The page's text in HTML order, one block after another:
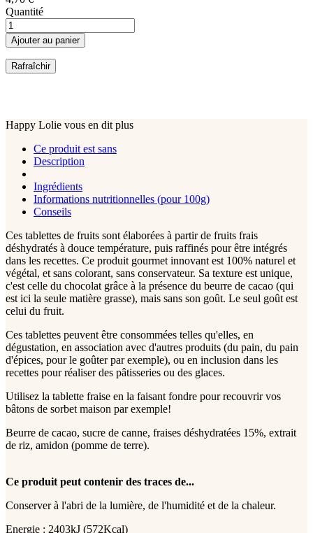
Quantité
Ajouter au panier
Happy Lolie vous en dit plus
Ce produit est sans
Description
Ingrédients
Informations nutritionnelles (pour 100g)
Conseils
Ces tablettes de fruits sont élaborées à partir de fruits frais
déshydratés à douce température, puis raffinés pour être intégrés
dans les recettes. Ce produit gourmet innovant est 100% naturel et
végétal, et sans colorant, sans conservateur. Sa texture est unique,
c'est celle du chocolat grâce à la présence du beurre de cacao (qui
est ici la seule matière grasse), mais sans son goût. Le seul goût est
celui du fruit.
Ces tablettes peuvent être consommées telles qu'elles, en
dégustation, en association avec d'autres produits (du pain, du pain
d'épices, pour le goûter par exemple), ou en inclusion dans les
recettes pour réaliser des pâtisseries ou des glaces.
Utilisez la tablette fraise en la faisant fondre pour recouvrir vos
bâtons de sorbet maison par exemple!
Beurre de cacao, sucre de canne, fraises déshydratées 15%, extrait
de riz, amidon (pomme de terre).
Ce produit peut contenir des traces de...
Conserver à l'abri de la lumière, de l'humidité et de la chaleur.
Energie : 2403kJ (572Kcal)